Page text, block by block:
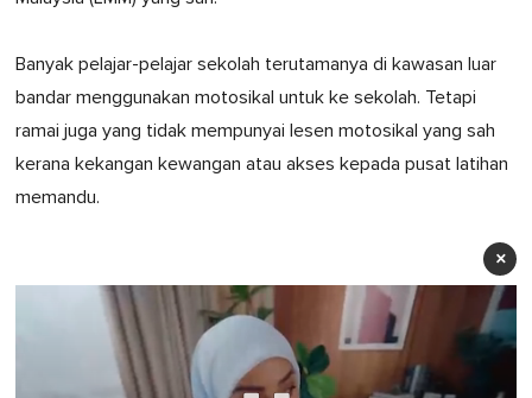
Banyak pelajar-pelajar sekolah terutamanya di kawasan luar
bandar menggunakan motosikal untuk ke sekolah. Tetapi
ramai juga yang tidak mempunyai lesen motosikal yang sah
kerana kekangan kewangan atau akses kepada pusat latihan
memandu.
×